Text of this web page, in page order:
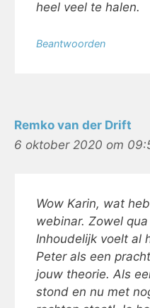
heel veel te halen.
Beantwoorden
Remko van der Drift
6 oktober 2020 om
Wow Karin, wat
webinar. Zowel
Inhoudelijk voelt al
Peter als een
jouw theorie. Als
stond en nu met